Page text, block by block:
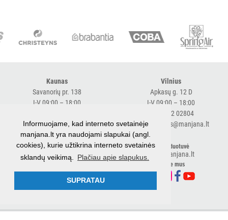
POPIERIUS
LAIKIKLIAI
BRITA
PROFESSIONAL
Kaunas
Savanorių pr. 138
I-V 09:00 – 18:00
expresskaunas@manjana.lt
Vilnius
Apkasų g. 12 D
I-V 09:00 – 18:00
+370 682 02804
expressvilnius@manjana.lt
Klaipėda
Baltijos pr. 26 B
+370 616 76501
expressklaipeda@manjana.lt
El. parduotuvė
shop.manjana.lt
Sekite mus
Informuojame, kad interneto svetainėje
manjana.lt yra naudojami slapukai (angl.
cookies), kurie užtikrina interneto svetainės
sklandų veikimą.
Plačiau apie slapukus.
SUPRATAU